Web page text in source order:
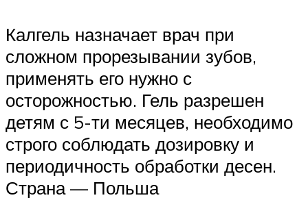
Калгель назначает врач при
сложном прорезывании зубов,
применять его нужно с
осторожностью. Гель разрешен
детям с 5-ти месяцев, необходимо
строго соблюдать дозировку и
периодичность обработки десен.
Страна — Польша